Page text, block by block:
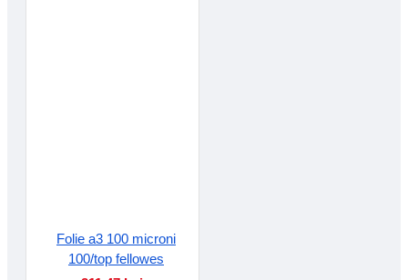
Folie a3 100 microni
100/top fellowes